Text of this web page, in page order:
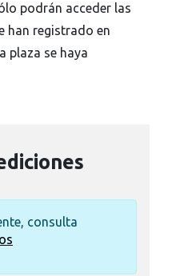
podrán acceder las
han registrado en
plaza se haya
consulta